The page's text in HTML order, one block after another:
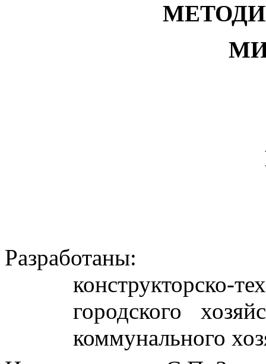
Разработаны:
городского
коммунального